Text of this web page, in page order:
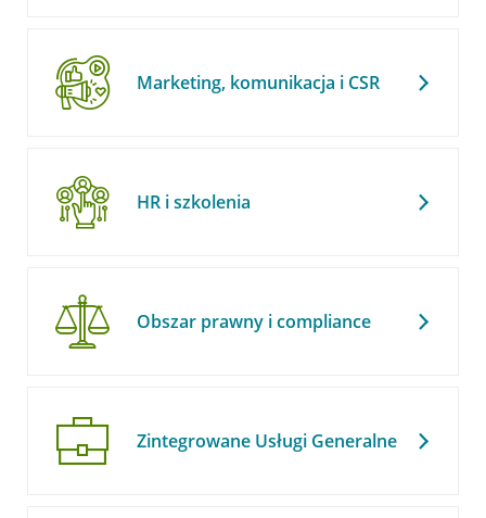
Marketing, komunikacja i CSR
HR i szkolenia
Obszar prawny i compliance
Zintegrowane Usługi Generalne